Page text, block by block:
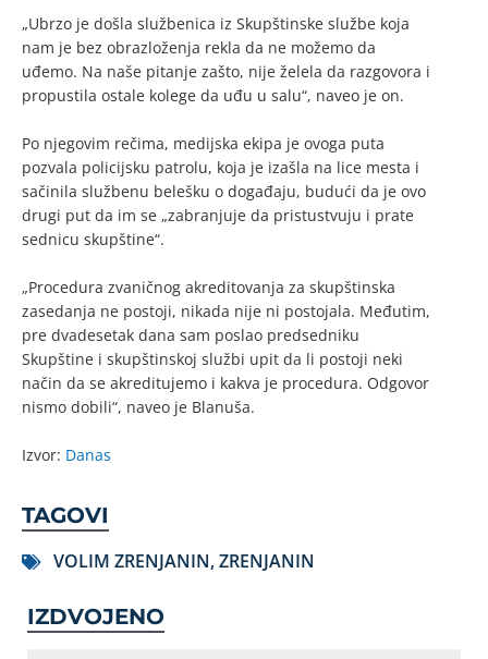
„Ubrzo je došla službenica iz Skupštinske službe koja
nam je bez obrazloženja rekla da ne možemo da
uđemo. Na naše pitanje zašto, nije želela da razgovora i
propustila ostale kolege da uđu u salu“, naveo je on.
Po njegovim rečima, medijska ekipa je ovoga puta
pozvala policijsku patrolu, koja je izašla na lice mesta i
sačinila službenu belešku o događaju, budući da je ovo
drugi put da im se „zabranjuje da pristustvuju i prate
sednicu skupštine“.
„Procedura zvaničnog akreditovanja za skupštinska
zasedanja ne postoji, nikada nije ni postojala. Međutim,
pre dvadesetak dana sam poslao predsedniku
Skupštine i skupštinskoj službi upit da li postoji neki
način da se akreditujemo i kakva je procedura. Odgovor
nismo dobili“, naveo je Blanuša.
Izvor: Danas
TAGOVI
VOLIM ZRENJANIN,ZRENJANIN
IZDVOJENO